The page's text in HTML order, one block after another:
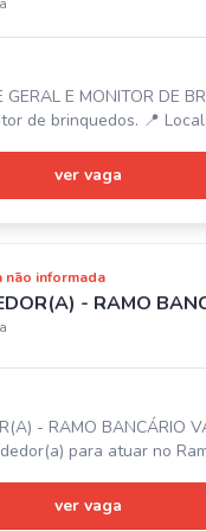
E MONITOR DE
de brinquedos. 📍
as 21h). 💰 Salário:
almoço/café.
ver vaga
não informada
- RAMO
- RAMO BANCÁRIO VAGAS
para atuar no
9h às 13h
+ bônus por metas
ver vaga